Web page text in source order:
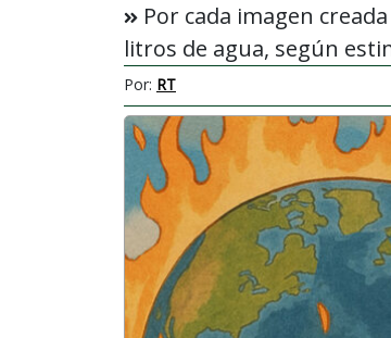
Por cada imagen
litros de agua, según
Por: RT